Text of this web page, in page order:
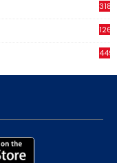
318
1266
449